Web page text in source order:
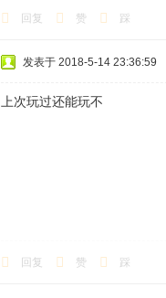
回复 赞 踩
发表于 2018-5-14 23:36:59
上次玩过还能玩不
回复 赞 踩